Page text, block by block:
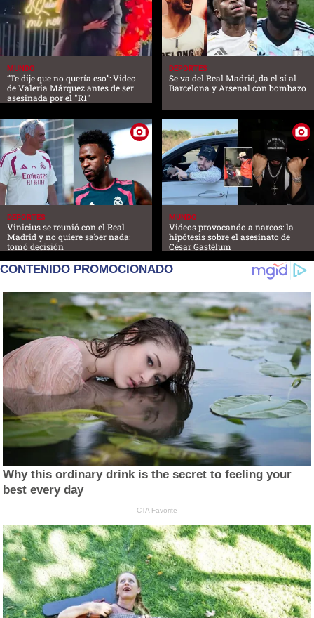
MUNDO
“Te dije que no quería eso”: Video
de Valeria Márquez antes de ser
asesinada por el "R1"
DEPORTES
Se va del Real Madrid, da el sí al
Barcelona y Arsenal con bombazo
DEPORTES
Vinicius se reunió con el Real
Madrid y no quiere saber nada:
tomó decisión
MUNDO
Videos provocando a narcos: la
hipótesis sobre el asesinato de
César Gastélum
CONTENIDO PROMOCIONADO
Why this ordinary drink is the secret to feeling your
best every day
CTA Favorite